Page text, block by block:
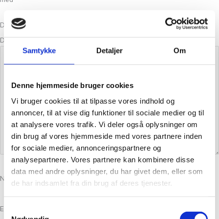
Samtykke Detaljer Om
Denne hjemmeside bruger cookies
Vi bruger cookies til at tilpasse vores indhold og
annoncer, til at vise dig funktioner til sociale medier og til
at analysere vores trafik. Vi deler også oplysninger om
din brug af vores hjemmeside med vores partnere inden
for sociale medier, annonceringspartnere og
analysepartnere. Vores partnere kan kombinere disse
data med andre oplysninger, du har givet dem, eller som
de har indsamlet fra din brug af deres tjenester.
Din bedømmelse
Din anmeldelse*
Navn
E-mail